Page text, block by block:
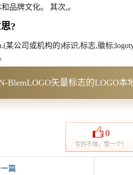
品牌文化。 其次,。
?
某公司或机构的)标识,标志,徽标
BlemLOGO矢量标志的LOGO本
0
写的不错，赞一个！
篇